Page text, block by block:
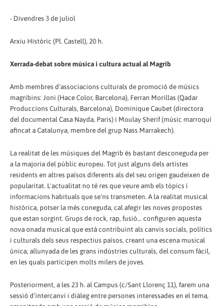
- Divendres 3 de juliol
Arxiu Històric (Pl. Castell), 20 h.
Xerrada-debat sobre música i cultura actual al Magrib
Amb membres d’associacions culturals de promoció de músics
magribins: Joni (Hace Color, Barcelona), Ferran Morillas (Qadar
Produccions Culturals, Barcelona), Dominique Caubet (directora
del documental Casa Nayda, Paris) i Moulay Sherif (músic marroquí
afincat a Catalunya, membre del grup Nass Marrakech).
La realitat de les músiques del Magrib és bastant desconeguda per
a la majoria del públic europeu. Tot just alguns dels artistes
residents en altres països diferents als del seu origen gaudeixen de
popularitat. L'actualitat no té res que veure amb els tòpics i
informacions habituals que se'ns transmeten. A la realitat musical
històrica, potser la més coneguda, cal afegir les noves propostes
que estan sorgint. Grups de rock, rap, fusió... configuren aquesta
nova onada musical que està contribuint als canvis socials, polítics
i culturals dels seus respectius països, creant una escena musical
única, allunyada de les grans indústries culturals, del consum fàcil,
en les quals participen molts milers de joves.
Posteriorment, a les 23 h. al Campus (c/Sant Llorenç 11), farem una
sessió d’intercanvi i diàleg entre persones interessades en el tema,